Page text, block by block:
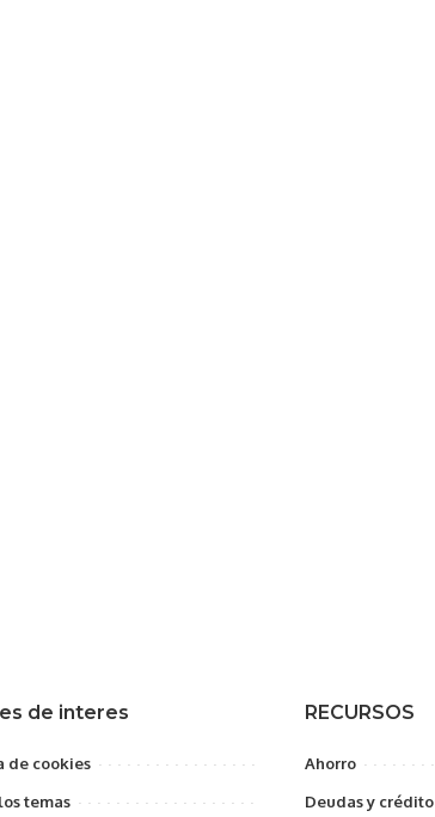
de interes
de cookies
temas
RECURSOS
Ahorro
Deudas y crédito